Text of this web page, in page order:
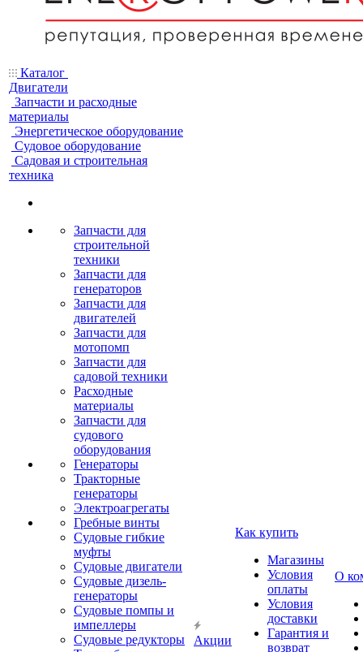
Каталог
Двигатели
Запчасти и расходные
материалы
Энергетическое оборудование
Судовое оборудование
Садовая и строительная
техника
Запчасти для
строительной
техники
Запчасти для
генераторов
Запчасти для
двигателей
Запчасти для
мотопомп
Запчасти для
садовой техники
Расходные
материалы
Запчасти для
судового
оборудования
Генераторы
Тракторные
генераторы
Электроагрегаты
Гребные винты
Судовые гибкие
муфты
Судовые двигатели
Судовые дизель-
генераторы
Судовые помпы и
импеллеры
Судовые редукторы
Акции
Как купить
Магазины
Условия
оплаты
Условия
доставки
Гарантия и
возврат
О